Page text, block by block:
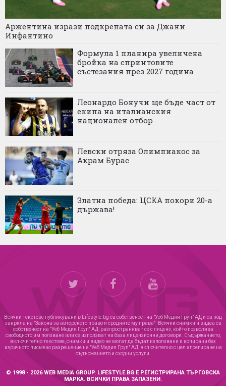
Аржентина изрази подкрепата си за Джани
Инфантино
Формула 1 планира увеличена
бройка на спринтовите
състезания през 2027 година
Леонардо Бонучи ще бъде част от
екипа на италианския
национален отбор
Левски отряза Олимпиакос за
Акрам Бурас
Златна победа: ЦСКА покори 20-а
държава!
Всички текстове публикувани в Lifestyle.bg са собственост на "Уеб Медия Груп" АД и са под
закрила на "Закона за авторското право и сродните му права". Всички снимки и видеа са
собственост на "Уеб Медия Груп" АД, разпространяват се с лиценз, който позволява
свободното им ползване или се използват на база лицензионни договори. Съдържанието,
включително текстове, снимки и видео не могат да бъдат използвани и копирани без
изричното писмено разрешение на "Уеб Медия Груп" АД, включително с цел агрегиране на
съдържанието и сходни услуги.
© 1998 - 2026 WEB MEDIA GROUP. LIFESTYLE.BG Е РЕГИСТРИРАНА ТЪРГОВСКА
МАРКА. ВСИЧКИ ПРАВА ЗАПАЗЕНИ.